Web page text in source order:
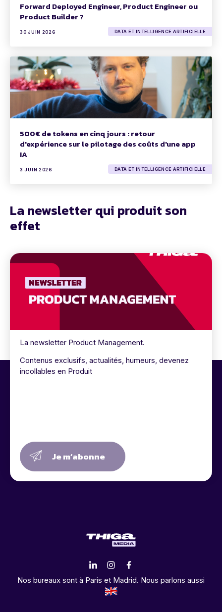
Forward Deployed Engineer, Product Engineer ou
Product Builder ?
30 JUIN 2026 DATA ET INTELLIGENCE ARTIFICIELLE
500€ de tokens en cinq jours : retour
d'expérience sur le pilotage des coûts d'une app
IA
3 JUIN 2026 DATA ET INTELLIGENCE ARTIFICIELLE
La newsletter qui produit son
effet
La newsletter Product Management.
Contenus exclusifs, actualités, humeurs, devenez
incollables en Produit
Je m’abonne
Nos bureaux sont à Paris et Madrid. Nous parlons aussi